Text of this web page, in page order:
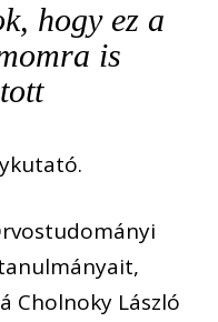
hogy ez a
is
Cholnoky László